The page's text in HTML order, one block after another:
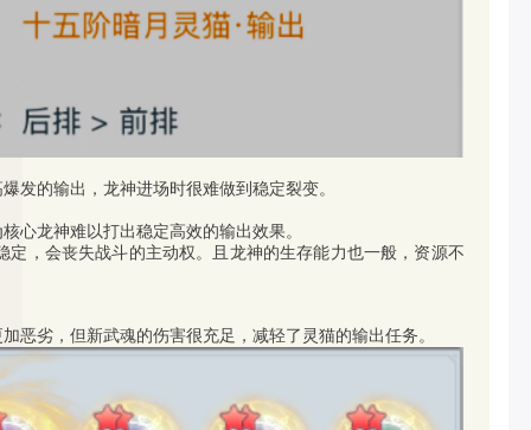
发的输出，龙神进场时很难做到稳定裂变。
心龙神难以打出稳定高效的输出效果。
，会丧失战斗的主动权。且龙神的生存能力也一般，资源不
恶劣，但新武魂的伤害很充足，减轻了灵猫的输出任务。